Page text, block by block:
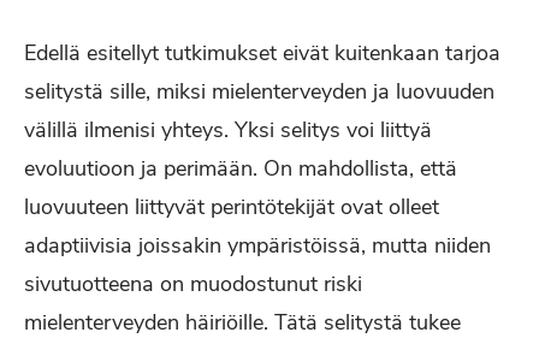
Edellä esitellyt tutkimukset eivät kuitenkaan tarjoa
selitystä sille, miksi mielenterveyden ja luovuuden
välillä ilmenisi yhteys. Yksi selitys voi liittyä
evoluutioon ja perimään. On mahdollista, että
luovuuteen liittyvät perintötekijät ovat olleet
adaptiivisia joissakin ympäristöissä, mutta niiden
sivutuotteena on muodostunut riski
mielenterveyden häiriöille. Tätä selitystä tukee